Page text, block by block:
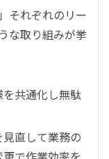
それぞれのリー
な取り組みが挙
共通化し無駄
直して業務の